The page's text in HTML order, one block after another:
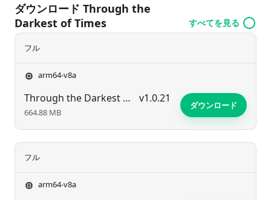
ダウンロード Through the
Darkest of Times
すべてを見る
フル
arm64-v8a
Through the Darkest of Times v1.0.21
664.88 MB
ダウンロード
フル
arm64-v8a